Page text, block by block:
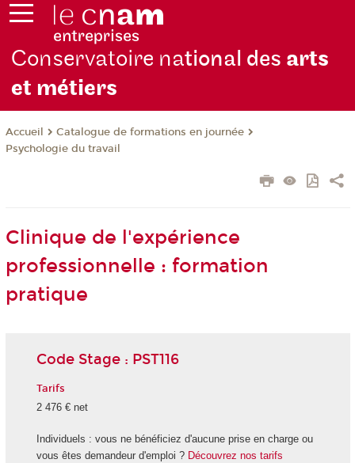
Conservatoire national des arts
et métiers
Accueil
Catalogue de formations en journée
Psychologie du travail
Clinique de l'expérience
professionnelle : formation
pratique
Code Stage : PST116
Tarifs
2 476 € net
Individuels : vous ne bénéficiez d'aucune prise en charge ou
vous êtes demandeur d'emploi ? Découvrez nos tarifs